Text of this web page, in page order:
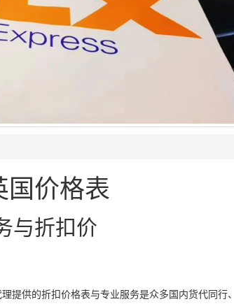
国价格表
与折扣价
提供的折扣价格表与专业服务是众多国内货代同行、